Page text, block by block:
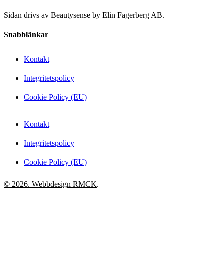
Sidan drivs av Beautysense by Elin Fagerberg AB.
Snabblänkar
Kontakt
Integritetspolicy
Cookie Policy (EU)
Kontakt
Integritetspolicy
Cookie Policy (EU)
© 2026. Webbdesign RMCK.